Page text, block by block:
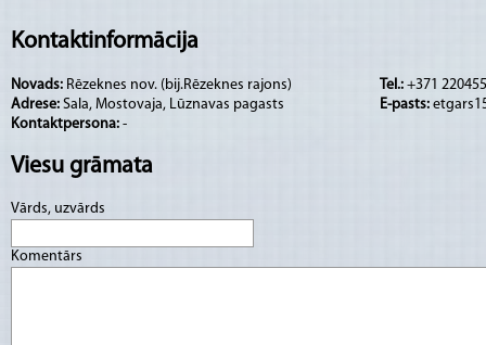
Kontaktinformācija
Novads: Rēzeknes nov. (bij.Rēzeknes rajons)
Adrese: Sala, Mostovaja, Lūznavas pagasts
Kontaktpersona: -
Tel.: +371
E-pasts:
Viesu grāmata
Vārds, uzvārds
Komentārs